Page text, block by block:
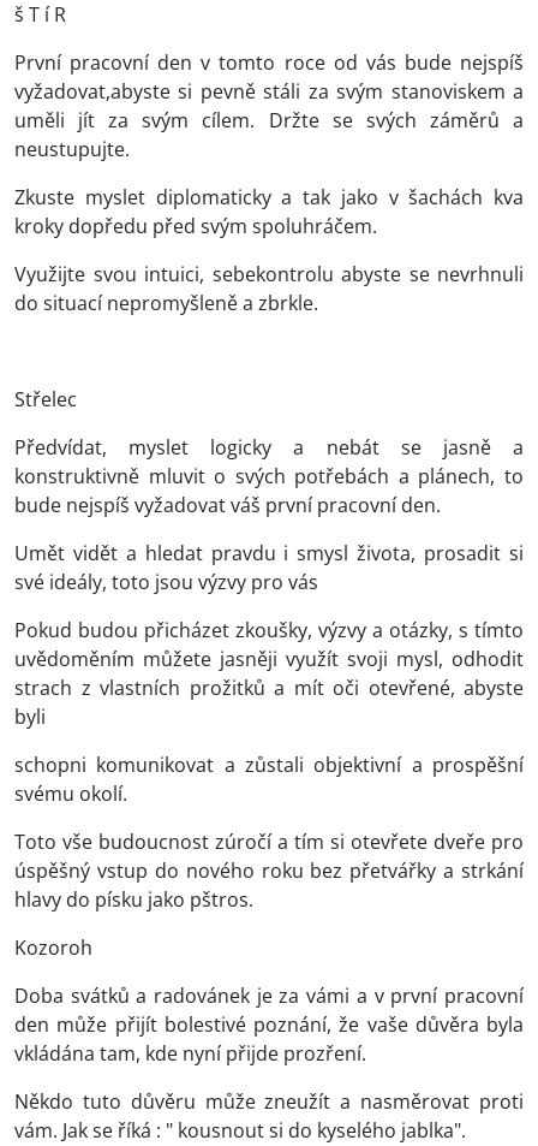
š T í R
První pracovní den v tomto roce od vás bude nejspíš
vyžadovat,abyste si pevně stáli za svým stanoviskem a
uměli jít za svým cílem. Držte se svých záměrů a
neustupujte.
Zkuste myslet diplomaticky a tak jako v šachách kva
kroky dopředu před svým spoluhráčem.
Využijte svou intuici, sebekontrolu abyste se nevrhnuli
do situací nepromyšleně a zbrkle.
Střelec
Předvídat, myslet logicky a nebát se jasně a
konstruktivně mluvit o svých potřebách a plánech, to
bude nejspíš vyžadovat váš první pracovní den.
Umět vidět a hledat pravdu i smysl života, prosadit si
své ideály, toto jsou výzvy pro vás
Pokud budou přicházet zkoušky, výzvy a otázky, s tímto
uvědoměním můžete jasněji využít svoji mysl, odhodit
strach z vlastních prožitků a mít oči otevřené, abyste
byli
schopni komunikovat a zůstali objektivní a prospěšní
svému okolí.
Toto vše budoucnost zúročí a tím si otevřete dveře pro
úspěšný vstup do nového roku bez přetvářky a strkání
hlavy do písku jako pštros.
Kozoroh
Doba svátků a radovánek je za vámi a v první pracovní
den může přijít bolestivé poznání, že vaše důvěra byla
vkládána tam, kde nyní přijde prozření.
Někdo tuto důvěru může zneužít a nasměrovat proti
vám. Jak se říká : " kousnout si do kyselého jablka".